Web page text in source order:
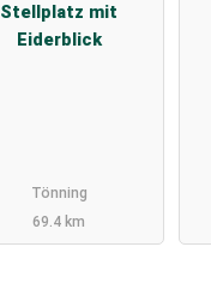
Stellplatz mit
Eiderblick
Tönning
69.4 km